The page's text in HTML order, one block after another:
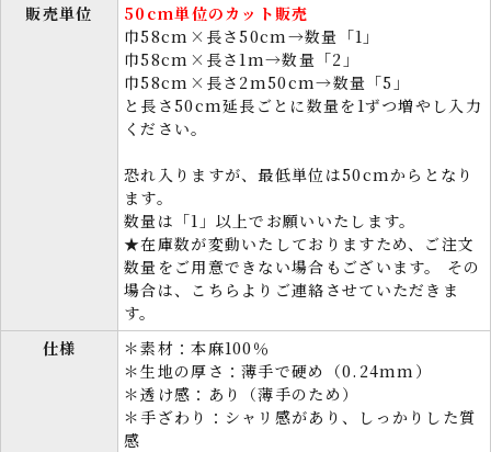
販売単位
50cm単位のカット販売
巾58cm×長さ50cm→数量「1」
巾58cm×長さ1m→数量「2」
巾58cm×長さ2m50cm→数量「5」
と長さ50cm延長ごとに数量を1ずつ増やし入力
ください。
恐れ入りますが、最低単位は50cmからとなり
ます。
数量は「1」以上でお願いいたします。
★在庫数が変動いたしておりますため、ご注文
数量をご用意できない場合もございます。 その
場合は、こちらよりご連絡させていただきま
す。
仕様
＊素材：本麻100％
＊生地の厚さ：薄手で硬め（0.24mm）
＊透け感：あり（薄手のため）
＊手ざわり：シャリ感があり、しっかりした質
感